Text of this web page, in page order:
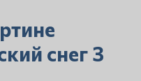
снег 3